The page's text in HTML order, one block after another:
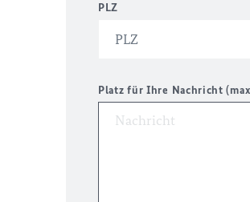
PLZ
Platz für Ihre Nachricht